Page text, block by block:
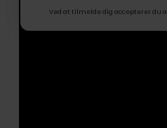
Ved at tilmelde dig accepterer du